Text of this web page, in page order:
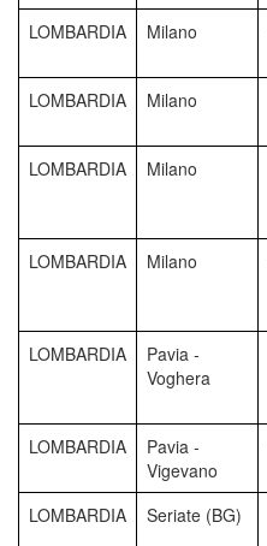
LOMBARDIA
Milano
LOMBARDIA
Milano
LOMBARDIA
Milano
LOMBARDIA
Milano
LOMBARDIA
Pavia -
Voghera
LOMBARDIA
Pavia -
Vigevano
LOMBARDIA
Seriate (BG)